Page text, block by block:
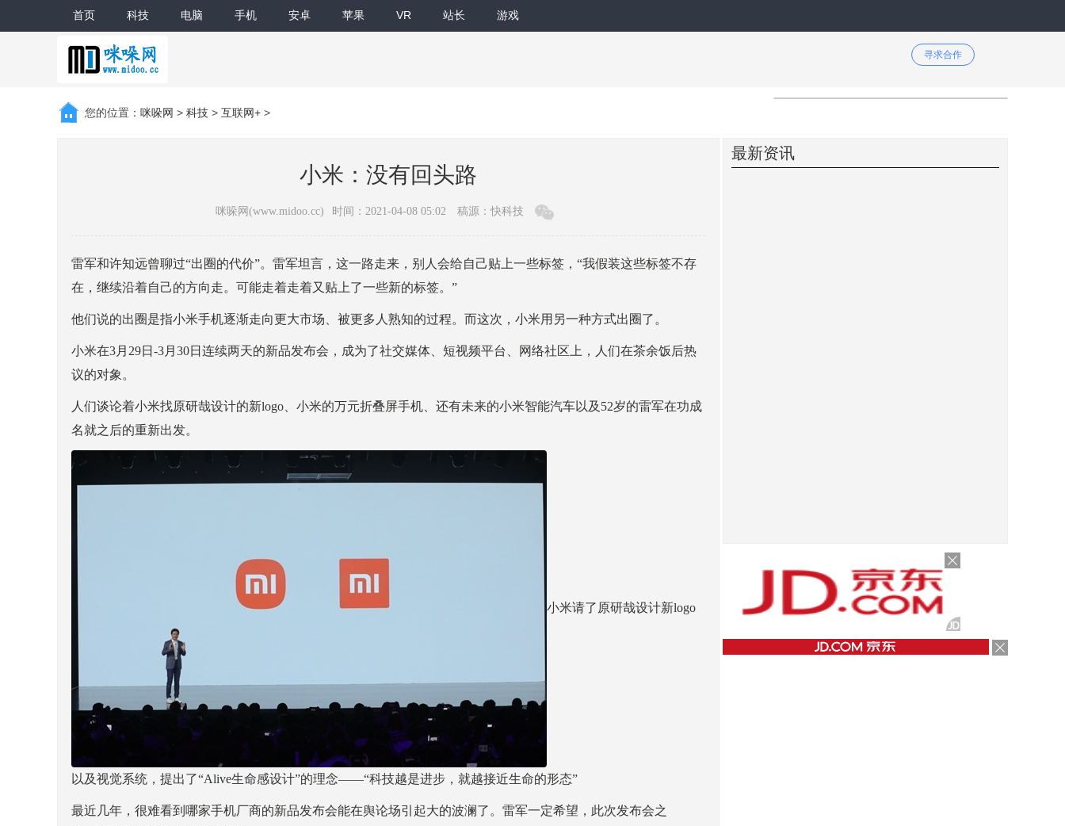
首页 科技 电脑 手机 安卓 苹果 VR 站长 游戏
寻求合作
您的位置： 咪哚网 > 科技 > 互联网+ >
小米：没有回头路
咪哚网(www.midoo.cc) 时间：2021-04-08 05:02 稿源：快科技
雷军和许知远曾聊过“出圈的代价”。雷军坦言，这一路走来，别人会给自己贴上一些标签，“我假装这些标签不存
在，继续沿着自己的方向走。可能走着走着又贴上了一些新的标签。”
他们说的出圈是指小米手机逐渐走向更大市场、被更多人熟知的过程。而这次，小米用另一种方式出圈了。
小米在3月29日-3月30日连续两天的新品发布会，成为了社交媒体、短视频平台、网络社区上，人们在茶余饭后热
议的对象。
人们谈论着小米找原研哉设计的新logo、小米的万元折叠屏手机、还有未来的小米智能汽车以及52岁的雷军在功成
名就之后的重新出发。
小米请了原研哉设计新logo
以及视觉系统，提出了“Alive生命感设计”的理念——“科技越是进步，就越接近生命的形态”
最近几年，很难看到哪家手机厂商的新品发布会能在舆论场引起大的波澜了。雷军一定希望，此次发布会之
最新资讯